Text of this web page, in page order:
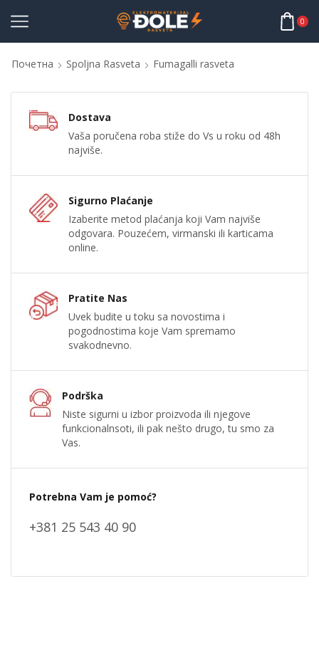
0
Почетна Spoljna Rasveta Fumagalli rasveta
Dostava
Vaša poručena roba stiže do Vs u roku od 48h
najviše.
Sigurno Plaćanje
Izaberite metod plaćanja koji Vam najviše
odgovara. Pouzećem, virmanski ili karticama
online.
Pratite Nas
Uvek budite u toku sa novostima i
pogodnostima koje Vam spremamo
svakodnevno.
Podrška
Niste sigurni u izbor proizvoda ili njegove
funkcionalnsoti, ili pak nešto drugo, tu smo za
Vas.
Potrebna Vam je pomoć?
+381 25 543 40 90